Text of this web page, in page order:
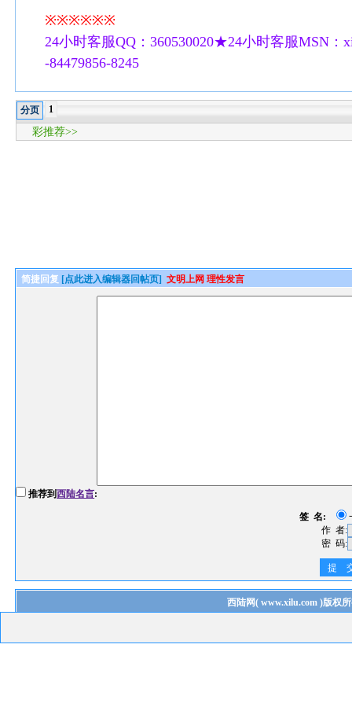
※※※※※※
24小时客服QQ：360530020★24小时客服MSN
-84479856-8245
分页 1
彩推荐>>
简捷回复 [点此进入编辑器回帖页] 文明上网 理性发言
推荐到西陆名言:
签 名:
作 者:
密 码:
提
西陆网( www.xilu.com)版权